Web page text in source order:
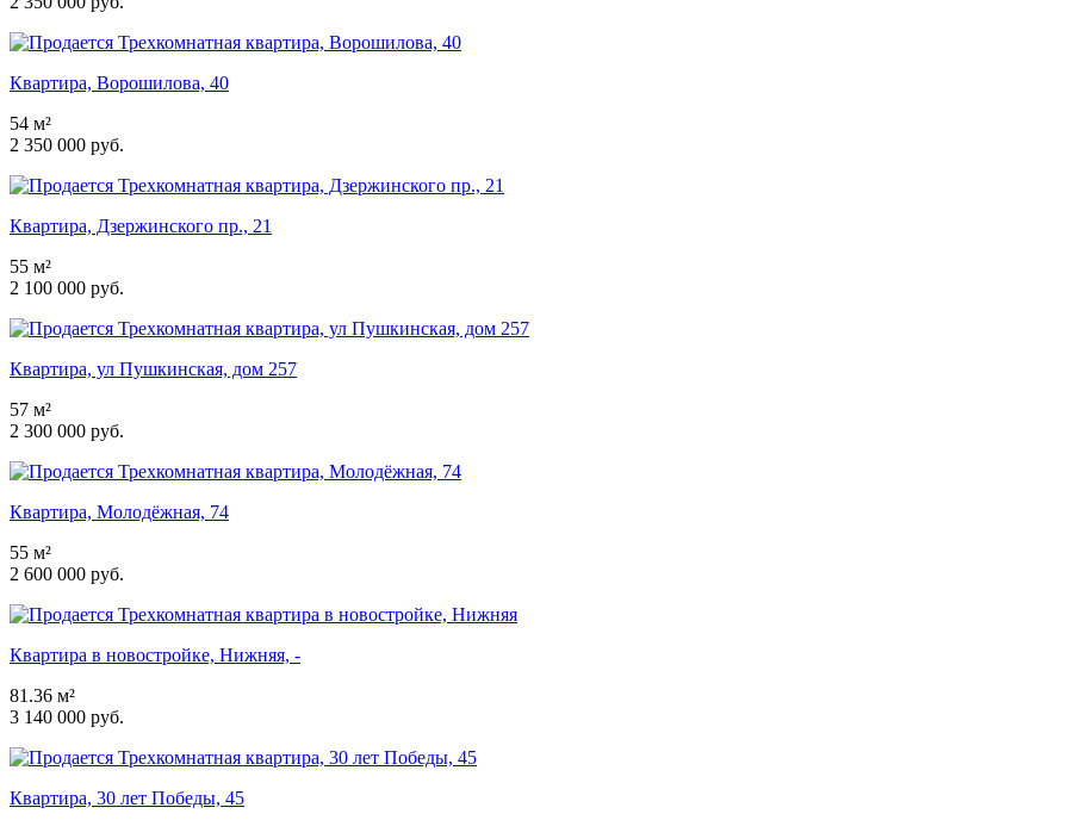
Квартира, Ворошилова, 40
54 м²
2 350 000 руб.
Квартира, Дзержинского пр., 21
55 м²
2 100 000 руб.
Квартира, ул Пушкинская, дом 257
57 м²
2 300 000 руб.
Квартира, Молодёжная, 74
55 м²
2 600 000 руб.
Квартира в новостройке, Нижняя, -
81.36 м²
3 140 000 руб.
Квартира, 30 лет Победы, 45